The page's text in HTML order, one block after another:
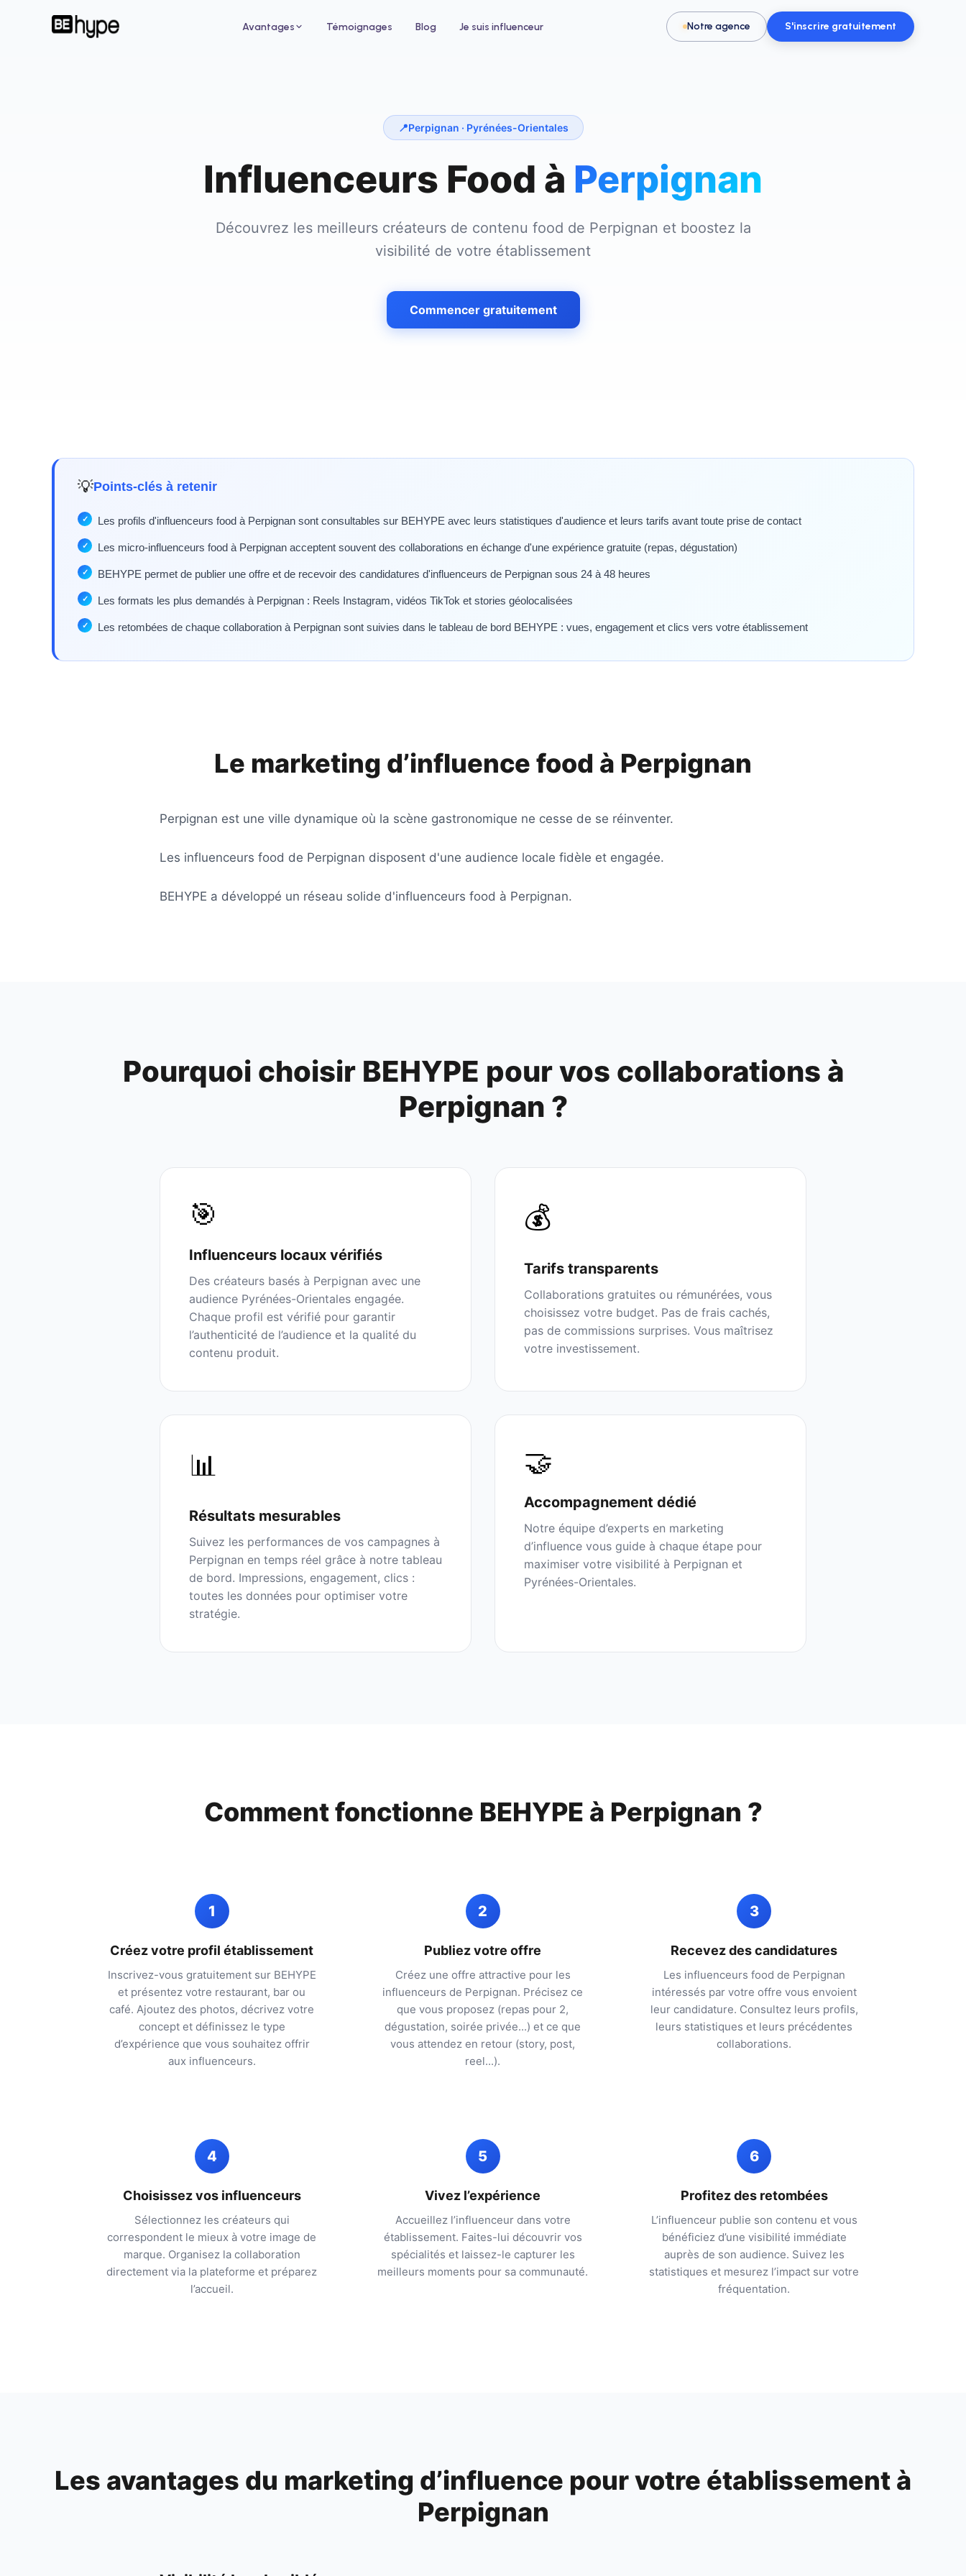
Avantages
Attirez de nouveaux clients grâce aux
Augmentez votre taux d'occupation avec
des influenceurs voyage et lifestyle
Pour le bien-être
Développez votre clientèle en institut, spa
ou salon de coiffure
Remplissez vos créneaux en parc de
loisirs, escape game ou activité
Témoignages Blog Je suis influenceur Notre agence S'inscrire gratuitement
📍Perpignan · Pyrénées-Orientales
Influenceurs Food à Perpignan
Découvrez les meilleurs créateurs de contenu food de Perpignan et boostez la
visibilité de votre établissement
Commencer gratuitement
💡Points-clés à retenir
Les profils d'influenceurs food à Perpignan sont consultables sur BEHYPE avec leurs statistiques d'audience et leurs tarifs avant toute prise de contact
Les micro-influenceurs food à Perpignan acceptent souvent des collaborations en échange d'une expérience gratuite (repas, dégustation)
BEHYPE permet de publier une offre et de recevoir des candidatures d'influenceurs de Perpignan sous 24 à 48 heures
Les formats les plus demandés à Perpignan : Reels Instagram, vidéos TikTok et stories géolocalisées
Les retombées de chaque collaboration à Perpignan sont suivies dans le tableau de bord BEHYPE : vues, engagement et clics vers votre établissement
Le marketing d’influence food à Perpignan
Perpignan est une ville dynamique où la scène gastronomique ne cesse de se réinventer.
Les influenceurs food de Perpignan disposent d'une audience locale fidèle et engagée.
BEHYPE a développé un réseau solide d'influenceurs food à Perpignan.
Pourquoi choisir BEHYPE pour vos collaborations à
Perpignan ?
🎯
Influenceurs locaux vérifiés
Des créateurs basés à Perpignan avec une
audience Pyrénées-Orientales engagée.
Chaque profil est vérifié pour garantir
l’authenticité de l’audience et la qualité du
contenu produit.
💰
Tarifs transparents
Collaborations gratuites ou rémunérées, vous
choisissez votre budget. Pas de frais cachés,
pas de commissions surprises. Vous maîtrisez
votre investissement.
📊
Résultats mesurables
Suivez les performances de vos campagnes à
Perpignan en temps réel grâce à notre tableau
de bord. Impressions, engagement, clics :
toutes les données pour optimiser votre
stratégie.
🤝
Accompagnement dédié
Notre équipe d’experts en marketing
d’influence vous guide à chaque étape pour
maximiser votre visibilité à Perpignan et
Pyrénées-Orientales.
Comment fonctionne BEHYPE à Perpignan ?
1
Créez votre profil établissement
Inscrivez-vous gratuitement sur BEHYPE
et présentez votre restaurant, bar ou
café. Ajoutez des photos, décrivez votre
concept et définissez le type
d’expérience que vous souhaitez offrir
aux influenceurs.
2
Publiez votre offre
Créez une offre attractive pour les
influenceurs de Perpignan. Précisez ce
que vous proposez (repas pour 2,
dégustation, soirée privée...) et ce que
vous attendez en retour (story, post,
reel...).
3
Recevez des candidatures
Les influenceurs food de Perpignan
intéressés par votre offre vous envoient
leur candidature. Consultez leurs profils,
leurs statistiques et leurs précédentes
collaborations.
4
Choisissez vos influenceurs
Sélectionnez les créateurs qui
correspondent le mieux à votre image de
marque. Organisez la collaboration
directement via la plateforme et préparez
l’accueil.
5
Vivez l’expérience
Accueillez l’influenceur dans votre
établissement. Faites-lui découvrir vos
spécialités et laissez-le capturer les
meilleurs moments pour sa communauté.
6
Profitez des retombées
L’influenceur publie son contenu et vous
bénéficiez d’une visibilité immédiate
auprès de son audience. Suivez les
statistiques et mesurez l’impact sur votre
fréquentation.
Les avantages du marketing d’influence pour votre établissement à
Perpignan